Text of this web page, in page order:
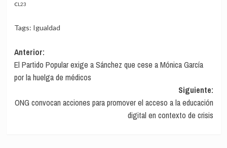
CL23
Tags: Igualdad
Navegación
de
entradas
Anterior:
El Partido Popular exige a Sánchez que cese a Mónica García
por la huelga de médicos
Siguiente:
ONG convocan acciones para promover el acceso a la educación
digital en contexto de crisis